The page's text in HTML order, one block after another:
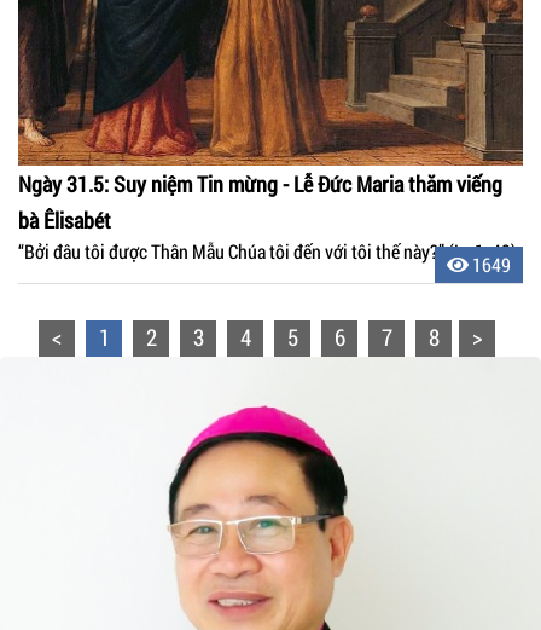
Ngày 31.5: Suy niệm Tin mừng - Lễ Đức Maria thăm viếng
bà Êlisabét
“Bởi đâu tôi được Thân Mẫu Chúa tôi đến với tôi thế này?” (Lc 1, 43)
1649
< 1 2 3 4 5 6 7 8 >